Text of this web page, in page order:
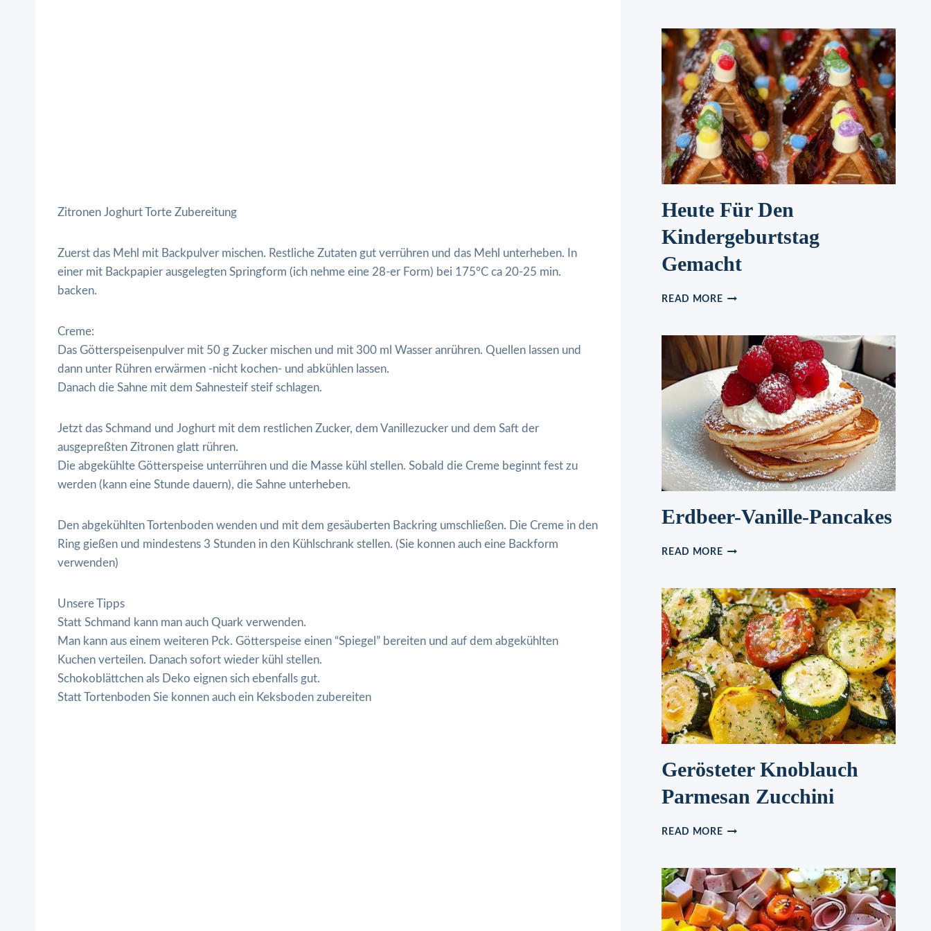
Zitronen Joghurt Torte Zubereitung
Zuerst das Mehl mit Backpulver mischen. Restliche Zutaten gut verrühren und das Mehl unterheben. In
einer mit Backpapier ausgelegten Springform (ich nehme eine 28-er Form) bei 175°C ca 20-25 min.
backen.
Creme:
Das Götterspeisenpulver mit 50 g Zucker mischen und mit 300 ml Wasser anrühren. Quellen lassen und
dann unter Rühren erwärmen -nicht kochen- und abkühlen lassen.
Danach die Sahne mit dem Sahnesteif steif schlagen.
Jetzt das Schmand und Joghurt mit dem restlichen Zucker, dem Vanillezucker und dem Saft der
ausgepreßten Zitronen glatt rühren.
Die abgekühlte Götterspeise unterrühren und die Masse kühl stellen. Sobald die Creme beginnt fest zu
werden (kann eine Stunde dauern), die Sahne unterheben.
Den abgekühlten Tortenboden wenden und mit dem gesäuberten Backring umschließen. Die Creme in den
Ring gießen und mindestens 3 Stunden in den Kühlschrank stellen. (Sie konnen auch eine Backform
verwenden)
Unsere Tipps
Statt Schmand kann man auch Quark verwenden.
Man kann aus einem weiteren Pck. Götterspeise einen “Spiegel” bereiten und auf dem abgekühlten
Kuchen verteilen. Danach sofort wieder kühl stellen.
Schokoblättchen als Deko eignen sich ebenfalls gut.
Statt Tortenboden Sie konnen auch ein Keksboden zubereiten
Heute Für Den
Kindergeburtstag
Gemacht
READ MOREHEUTE
KINDERGEBURTSTAG
GEMACHT
Erdbeer-Vanille-Pancakes
READ MOREERDBEER-
Gerösteter Knoblauch
Parmesan Zucchini
READ MOREGERÖSTETER
ZUCCHINI